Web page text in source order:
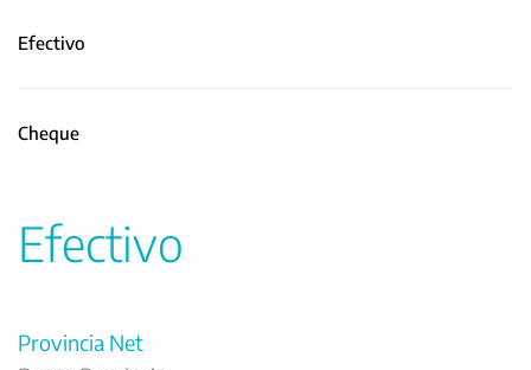
Efectivo
Cheque
Efectivo
Provincia Net